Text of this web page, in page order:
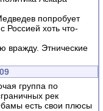
попробует
Россией хоть что-
вражду. Этнические
группа по
рек
есть свои плюсы